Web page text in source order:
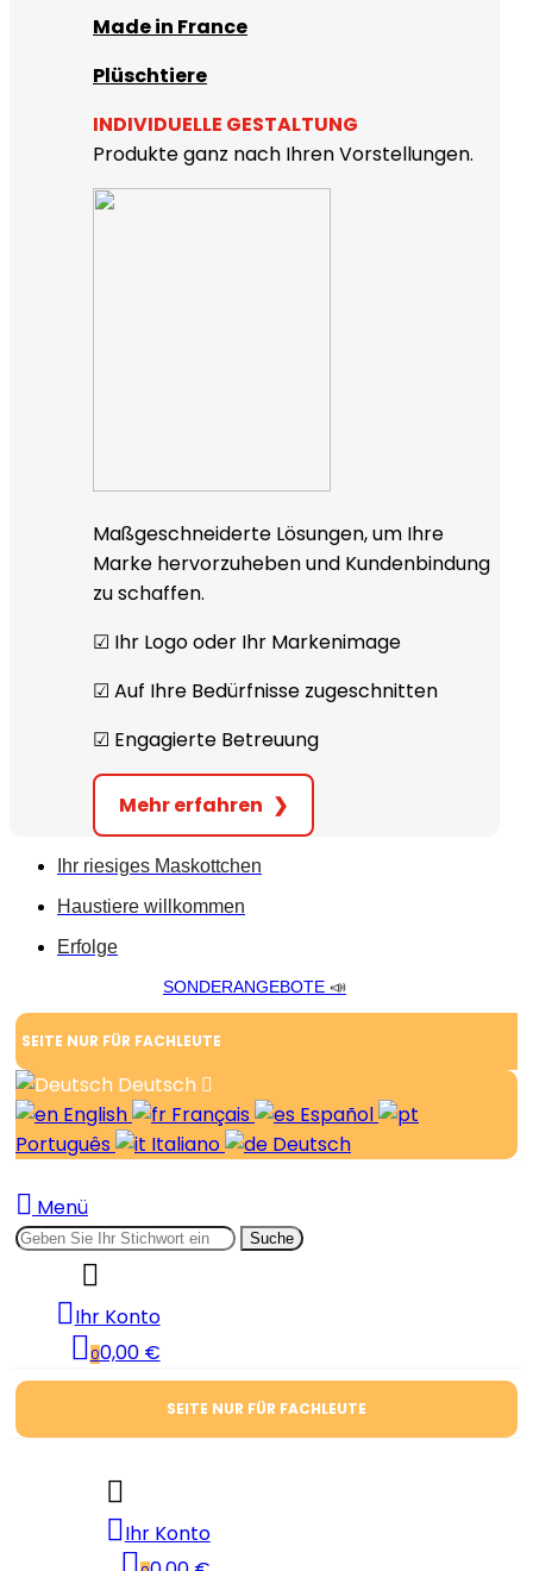
Made in France
Plüschtiere
INDIVIDUELLE GESTALTUNG
Produkte ganz nach Ihren Vorstellungen.
Maßgeschneiderte Lösungen, um Ihre
Marke hervorzuheben und Kundenbindung
zu schaffen.
☑︎ Ihr Logo oder Ihr Markenimage
☑︎ Auf Ihre Bedürfnisse zugeschnitten
☑︎ Engagierte Betreuung
Mehr erfahren ❯
Ihr riesiges Maskottchen
Haustiere willkommen
Erfolge
SONDERANGEBOTE 📣
SEITE NUR FÜR FACHLEUTE
Deutsch
English
Français
Español
Português
Italiano Deutsch
Menü
Suche
Ihr Konto
00,00 €
SEITE NUR FÜR FACHLEUTE
Ihr Konto